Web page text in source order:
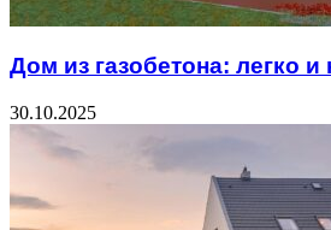
Дом из газобетона: легко и
30.10.2025